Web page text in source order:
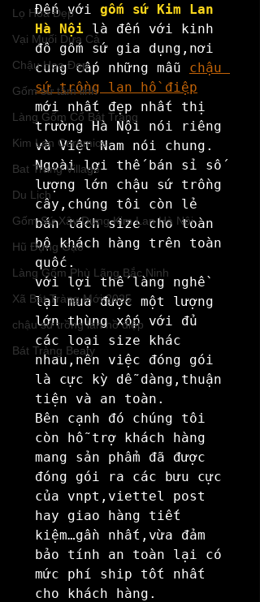
Lọ Hoa Đẹp
Vại Muối Dưa Cà
Chậu Hoa Đẹp
Gốm sứ tâm linh
Làng Gốm Cổ Bát Tràng
Kim Lan Ceramics
Bat Trang Village
Du Lịch
Gốm Sứ Xây Dựng Kim Lan Hà Nội
Hũ Đựng Gạo
Làng Gốm Phù Lãng Bắc Ninh
Xã Bát Tràng Mới 2025
chậu sứ trồng lan hồ điệp
Bát Tràng Beaty
Đến với gốm sứ Kim Lan
Hà Nội là đến với kinh
đô gốm sứ gia dụng,nơi
cung cấp những mẫu chậu
sứ trồng lan hồ điệp
mới nhất đẹp nhất thị
trường Hà Nội nói riêng
và Việt Nam nói chung.
Ngoài lợi thế bán sỉ số
lượng lớn chậu sứ trồng
cây,chúng tôi còn lẻ
bán tách size cho toàn
bộ khách hàng trên toàn
quốc.
với lợi thế làng nghề
lại mua được một lượng
lớn thùng xốp với đủ
các loại size khác
nhau,nên việc đóng gói
là cực kỳ dễ dàng,thuận
tiện và an toàn.
Bên cạnh đó chúng tôi
còn hỗ trợ khách hàng
mang sản phẩm đã được
đóng gói ra các bưu cực
của vnpt,viettel post
hay giao hàng tiết
kiệm…gần nhất,vừa đảm
bảo tính an toàn lại có
mức phí ship tốt nhất
cho khách hàng.